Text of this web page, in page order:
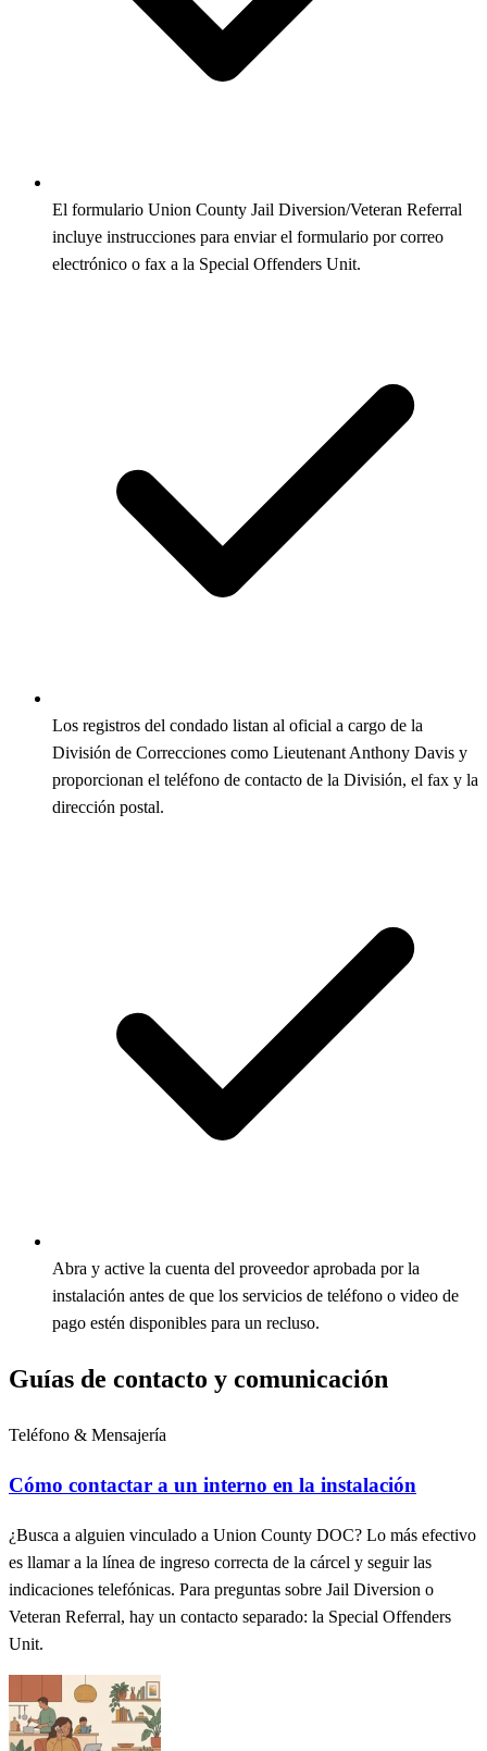
El formulario Union County Jail Diversion/Veteran Referral
incluye instrucciones para enviar el formulario por correo
electrónico o fax a la Special Offenders Unit.
Los registros del condado listan al oficial a cargo de la
División de Correcciones como Lieutenant Anthony Davis y
proporcionan el teléfono de contacto de la División, el fax y la
dirección postal.
Abra y active la cuenta del proveedor aprobada por la
instalación antes de que los servicios de teléfono o video de
pago estén disponibles para un recluso.
Guías de contacto y comunicación
Teléfono & Mensajería
Cómo contactar a un interno en la instalación
¿Busca a alguien vinculado a Union County DOC? Lo más efectivo
es llamar a la línea de ingreso correcta de la cárcel y seguir las
indicaciones telefónicas. Para preguntas sobre Jail Diversion o
Veteran Referral, hay un contacto separado: la Special Offenders
Unit.